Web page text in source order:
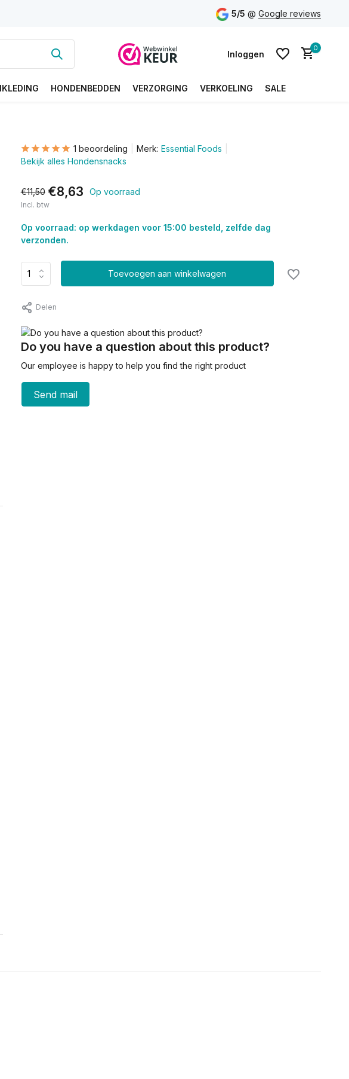
5/5 @ Google reviews
Inloggen
0
HONDENBEDDEN VERZORGING VERKOELING SALE
1 beoordeling Merk: Essential Foods
Bekijk alles Hondensnacks
€11,50 €8,63 Op voorraad
Incl. btw
Op voorraad: op werkdagen voor 15:00 besteld, zelfde dag
verzonden.
Toevoegen aan winkelwagen
Delen
Do you have a question about this product?
Our employee is happy to help you find the right product
Send mail